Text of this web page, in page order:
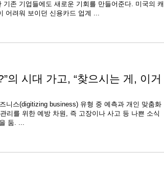
기존 기업들에도 새로운 기회를 만들어준다. 미국의 캐
어려워 보이던 신용카드 업계 ...
의 시대 가고, “찾으시는 게, 이거
니스(digitizing business) 유형 중 예측과 개인 맞춤화
리를 위한 예방 차원, 즉 고장이나 사고 등 나쁜 소식
둠. ...